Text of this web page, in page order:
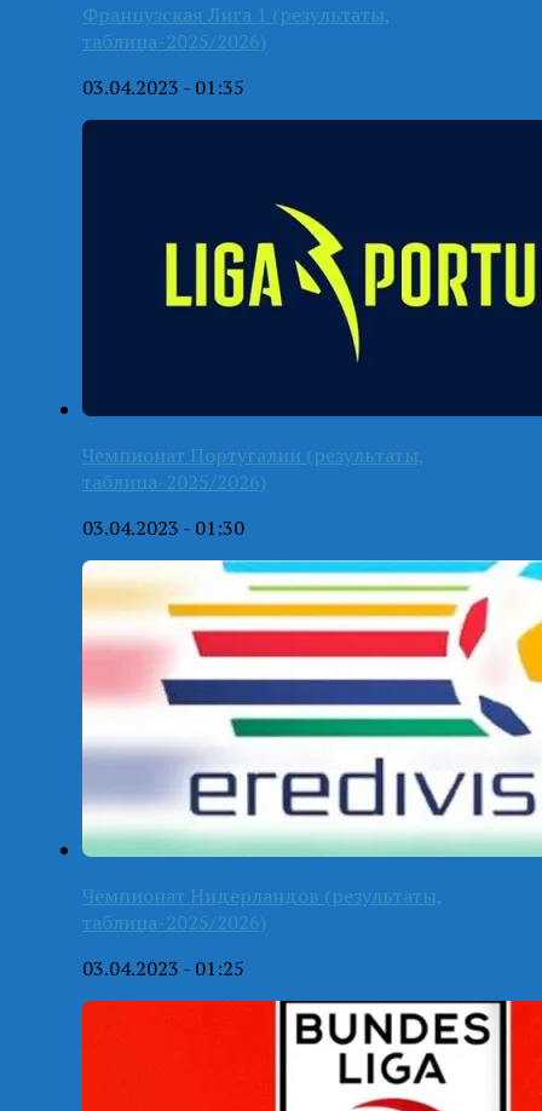
Французская Лига 1 (результаты,
таблица-2025/2026)
03.04.2023 - 01:35
Чемпионат Португалии (результаты,
таблица-2025/2026)
03.04.2023 - 01:30
Чемпионат Нидерландов (результаты,
таблица-2025/2026)
03.04.2023 - 01:25